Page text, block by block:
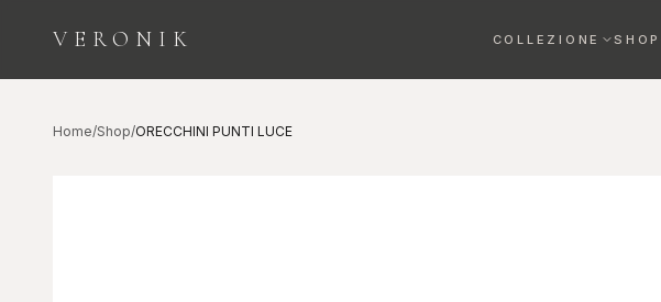
VERONIK COLLEZIONE SHOP
Home/Shop/ORECCHINI PUNTI LUCE